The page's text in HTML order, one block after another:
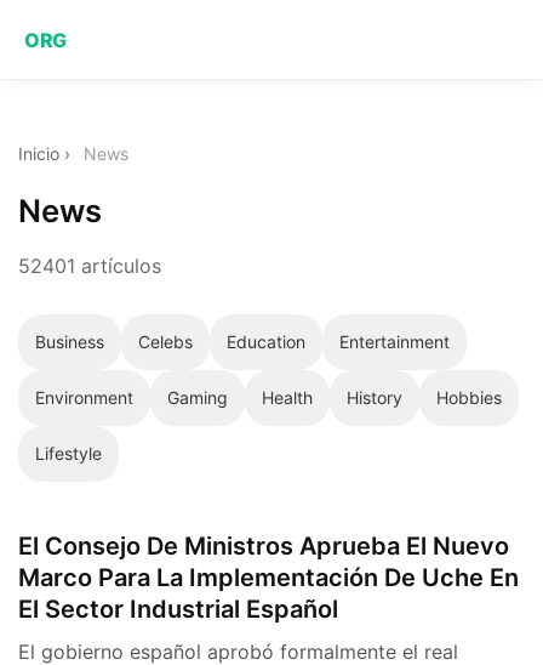
ORG
Inicio › News
News
52401 artículos
Business Celebs Education Entertainment
Environment Gaming Health History Hobbies
Lifestyle
El Consejo De Ministros Aprueba El Nuevo
Marco Para La Implementación De Uche En
El Sector Industrial Español
El gobierno español aprobó formalmente el real